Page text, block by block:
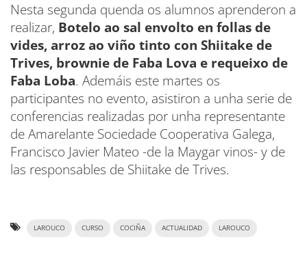
Nesta segunda quenda os alumnos aprenderon a
realizar, Botelo ao sal envolto en follas de
vides, arroz ao viño tinto con Shiitake de
Trives, brownie de Faba Lova e requeixo de
Faba Loba. Ademáis este martes os
participantes no evento, asistiron a unha serie de
conferencias realizadas por unha representante
de Amarelante Sociedade Cooperativa Galega,
Francisco Javier Mateo -de la Maygar vinos- y de
las responsables de Shiitake de Trives.
LAROUCO CURSO COCIÑA ACTUALIDAD LAROUCO